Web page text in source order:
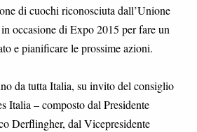
di cuochi riconosciuta dall’Unione
occasione di Expo 2015 per fare un
e pianificare le prossime azioni.
da tutta Italia, su invito del consiglio
Italia – composto dal Presidente
Derflingher, dal Vicepresidente